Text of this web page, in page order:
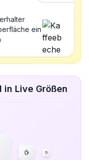
ein
Live Größen